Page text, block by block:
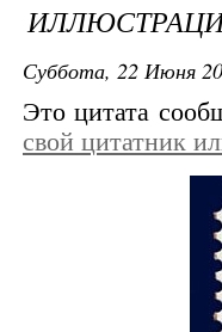
Суббота, 22 Июня
Это цитата
свой цитатник